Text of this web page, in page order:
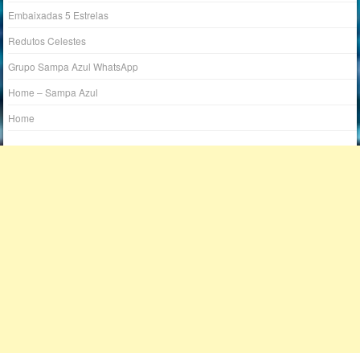
Embaixadas 5 Estrelas
Redutos Celestes
Grupo Sampa Azul WhatsApp
Home – Sampa Azul
Home